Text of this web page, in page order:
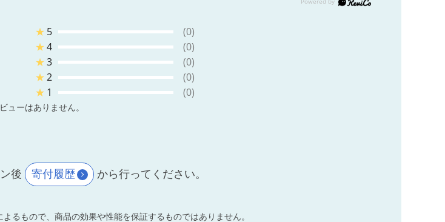
★ 5
(0)
★4
(0)
★3
(0)
★2
(0)
★ 1 (0)
ューはありません。
後 寄付履歴 から行ってください。
るもので、商品の効果や性能を保証するものではありません。